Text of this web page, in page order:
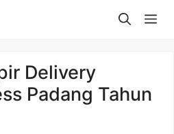
Delivery
Padang Tahun